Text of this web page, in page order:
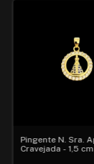
Pingente N. Sra.
Cravejada - 1,5 cm